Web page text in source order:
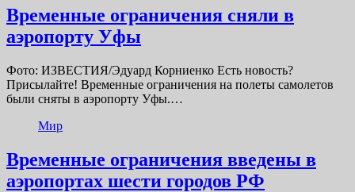
Временные ограничения сняли в
аэропорту Уфы
Фото: ИЗВЕСТИЯ/Эдуард Корниенко Есть новость?
Присылайте! Временные ограничения на полеты самолетов
были сняты в аэропорту Уфы.…
Мир
Временные ограничения введены в
аэропортах шести городов РФ